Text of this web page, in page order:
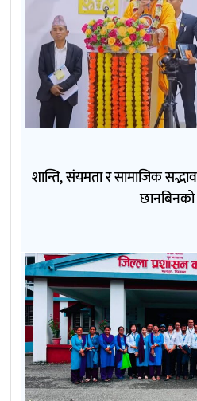
शान्ति, संयमता र सामाजिक